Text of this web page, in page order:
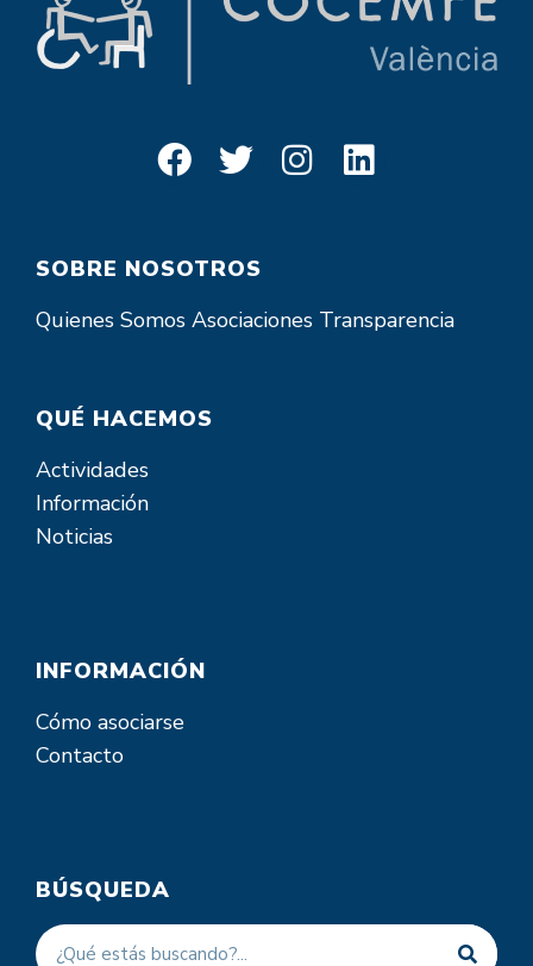
SOBRE NOSOTROS
Quienes Somos Asociaciones Transparencia
QUÉ HACEMOS
Actividades
Información
Noticias
INFORMACIÓN
Cómo asociarse
Contacto
BÚSQUEDA